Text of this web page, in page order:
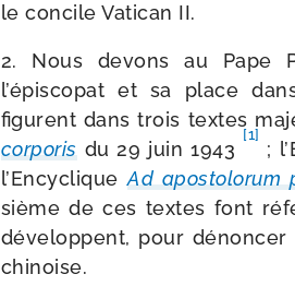
le concile Vatican II.
2. Nous devons au Pape
l’épiscopat et sa place
figurent dans trois textes
cor­po­ris du 29 juin 1943
[1]
;
l’EncycliqueAd apos­to­lo­rum
sième de ces textes font
déve­loppent, pour dénon­cer
chinoise.